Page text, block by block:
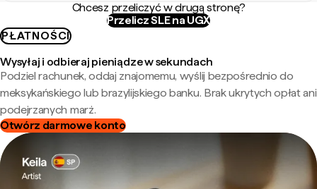
Chcesz przeliczyć w drugą stronę?
Przelicz SLE na UGX
PŁATNOŚCI
Wysyłaj i odbieraj pieniądze w sekundach
Podziel rachunek, oddaj znajomemu, wyślij bezpośrednio do
meksykańskiego lub brazylijskiego banku. Brak ukrytych opłat ani
podejrzanych marż.
Otwórz darmowe konto